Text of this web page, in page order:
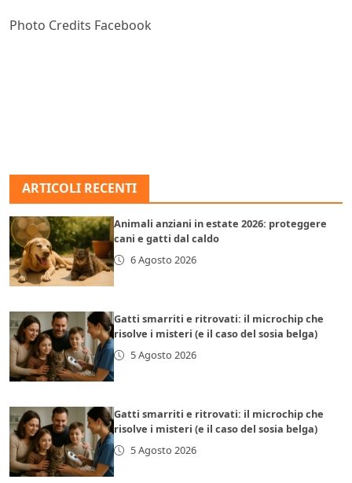
Photo Credits Facebook
ARTICOLI RECENTI
Animali anziani in estate 2026: proteggere
cani e gatti dal caldo
6 Agosto 2026
Gatti smarriti e ritrovati: il microchip che
risolve i misteri (e il caso del sosia belga)
5 Agosto 2026
Gatti smarriti e ritrovati: il microchip che
risolve i misteri (e il caso del sosia belga)
5 Agosto 2026